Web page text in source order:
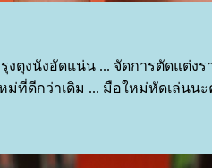
งตุงนังอัดแน่น ... จัดการตัดแต่งร
ม่ที่ดีกว่าเดิม ... มือใหม่หัดเล่นน